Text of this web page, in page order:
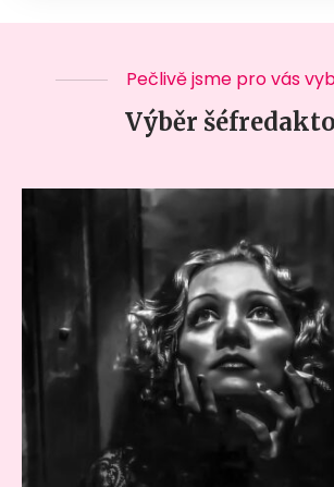
Pečlivě jsme pro vás
Výběr